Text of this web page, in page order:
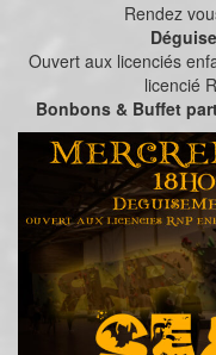
Rendez
Ouvert aux licenciés
licencié
Bonbons & Buffet